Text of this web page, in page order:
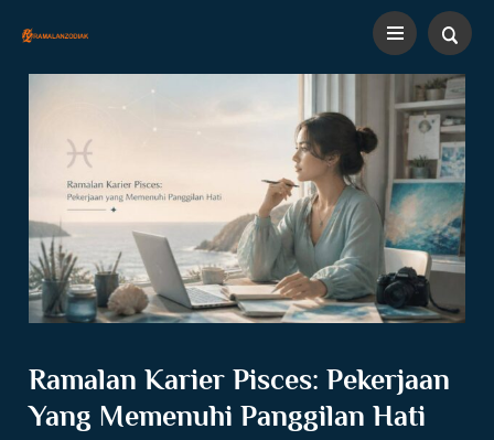
Ramalan Karier Pisces: Pekerjaan
Yang Memenuhi Panggilan Hati